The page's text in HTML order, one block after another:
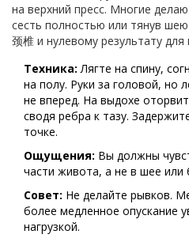
на верхний пресс. Многие
сесть полностью или тянув
颈椎 и нулевому результату для
Техника: Лягте на спину,
на полу. Руки за головой, но
не вперед. На выдохе
сводя ребра к тазу.
точке.
Ощущения: Вы должны
части живота, а не в шее или
Совет: Не делайте рывков.
более медленное опускание
нагрузкой.